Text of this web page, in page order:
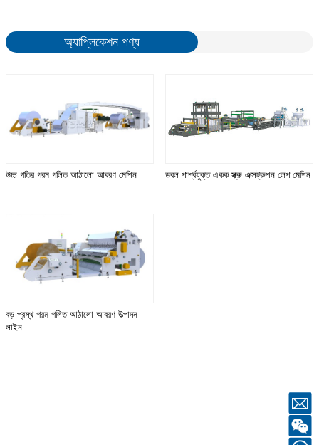
অ্যাপ্লিকেশন পণ্য
উচ্চ গতির গরম গলিত আঠালো আবরণ মেশিন ডবল পার্শ্বযুক্ত একক স্ক্রু এক্সট্রুশন লেপ মেশিন
বড় প্রস্থ গরম গলিত আঠালো আবরণ উত্পাদন
লাইন